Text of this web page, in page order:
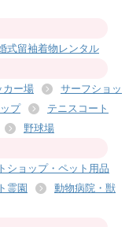
式留袖着物レンタル
カー場
サーフショッ
プ
テニスコート
野球場
ショップ・ペット用品
霊園
動物病院・獣